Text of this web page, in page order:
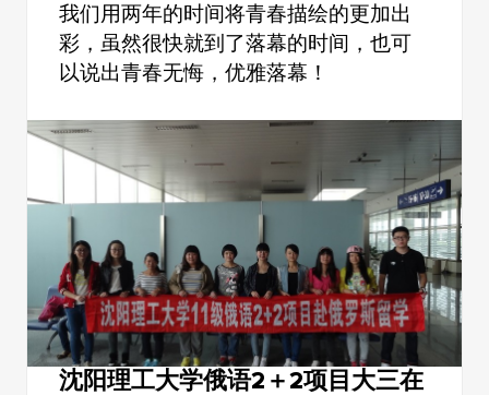
我们用两年的时间将青春描绘的更加出
彩，虽然很快就到了落幕的时间，也可
以说出青春无悔，优雅落幕！
沈阳理工大学俄语2＋2项目大三在